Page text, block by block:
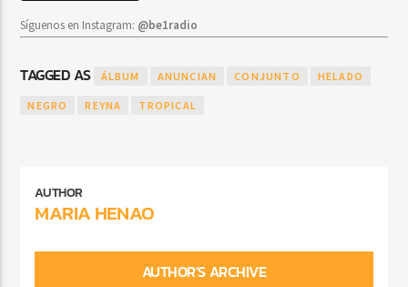
Síguenos en Instagram: @be1radio
TAGGED AS ÁLBUM ANUNCIAN CONJUNTO HELADO
NEGRO REYNA TROPICAL
AUTHOR
MARIA HENAO
AUTHOR'S ARCHIVE